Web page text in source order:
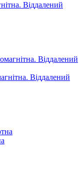
Віддалений
Віддалений